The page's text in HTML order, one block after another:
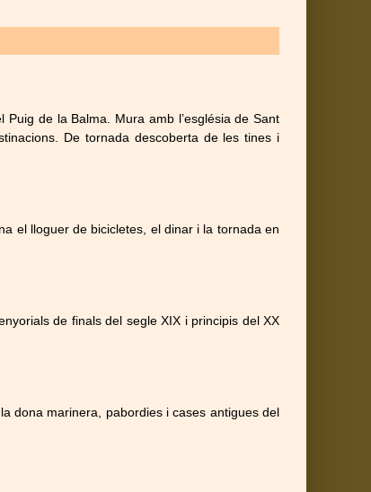
de la Balma. Mura amb l’església de Sant
De tornada descoberta de les tines i
el lloguer de bicicletes, el dinar i la tornada en
de finals del segle XIX i principis del XX
dona marinera, pabordies i cases antigues del